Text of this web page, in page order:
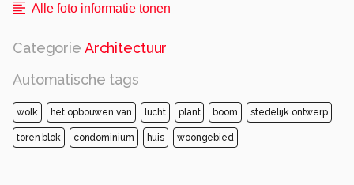
Alle foto informatie tonen
Categorie Architectuur
Automatische tags
wolk het opbouwen van lucht plant boom stedelijk ontwerp
toren blok condominium huis woongebied